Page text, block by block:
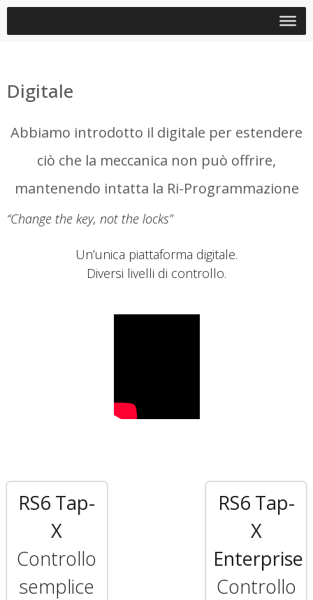
Digitale
Abbiamo introdotto il digitale per estendere
ciò che la meccanica non può offrire,
mantenendo intatta la Ri-Programmazione
“Change the key, not the locks”
Un’unica piattaforma digitale.
Diversi livelli di controllo.
RS6 Tap-
X
Controllo
semplice
RS6 Tap-
X
Enterprise
Controllo